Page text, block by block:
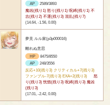
AP
2589/3893
魔凶(残り1) 怒り(残り1) 呪縛(残り1) 不
吉(残り2) 不運(残り3) 混乱(残り7)
(14.64, -1.56, 0.00)
夢見 ルル家(p3p000016)
離れぬ意思
HP
8475/8550
AP
248/3556
反応+10(残り3) クリティカル+7(残り3)
ファンブル-7(残り3) EXA+2(残り3)
怒
り(残り3) 恍惚(残り3) 呪縛(残り3) 魔凶
(残り3)
(17.01, -2.42, 0.00)